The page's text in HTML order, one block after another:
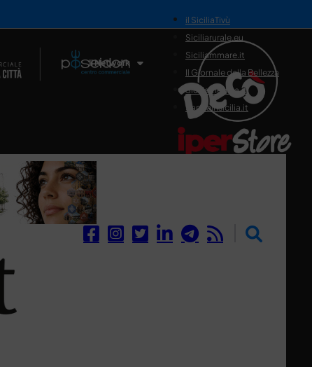
Il Network
il SiciliaTivù
Siciliarurale.eu
Siciliammare.it
Il Giornale della Bellezza
Siciliamedica.it
Sanitainsicilia.it